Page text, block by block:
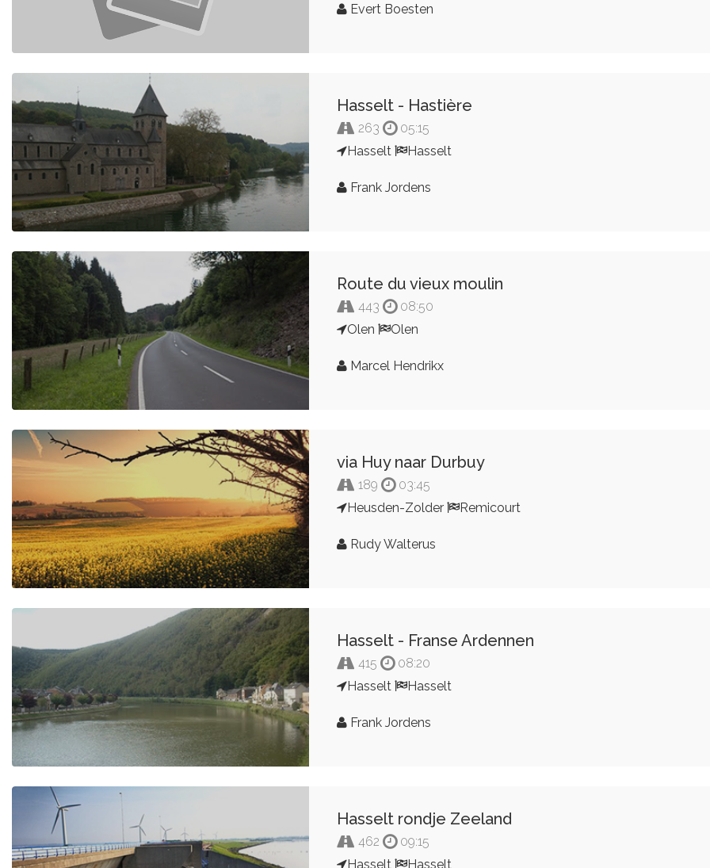
Evert Boesten
Hasselt - Hastière
263
05:15
Hasselt
Hasselt
Frank Jordens
Route du vieux moulin
443
08:50
Olen
Olen
Marcel Hendrikx
via Huy naar Durbuy
189
03:45
Heusden-Zolder
Remicourt
Rudy Walterus
Hasselt - Franse Ardennen
415
08:20
Hasselt
Hasselt
Frank Jordens
Hasselt rondje Zeeland
462
09:15
Hasselt
Hasselt